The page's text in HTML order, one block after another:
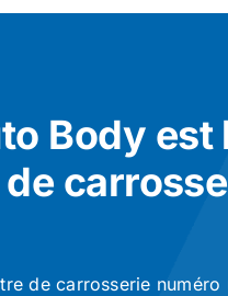
Body est
de carrosserie